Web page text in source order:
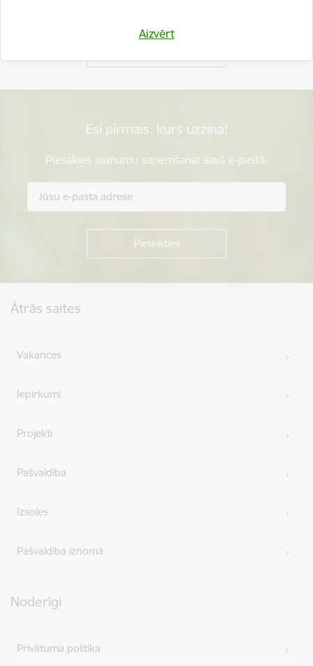
Aizvērt
Esi pirmais, kurš uzzina!
Piesakies jaunumu saņemšanai savā e-pastā.
Ātrās saites
Vakances
Iepirkumi
Projekti
Pašvaldība
Izsoles
Pašvaldība iznomā
Noderīgi
Privātuma politika